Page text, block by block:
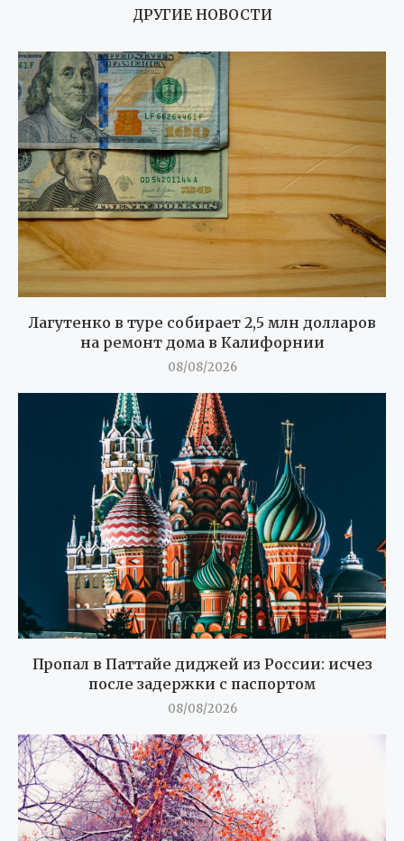
ДРУГИЕ НОВОСТИ
Лагутенко в туре собирает 2,5 млн долларов
на ремонт дома в Калифорнии
08/08/2026
Пропал в Паттайе диджей из России: исчез
после задержки с паспортом
08/08/2026